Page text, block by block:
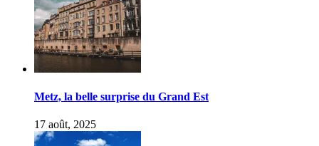
Metz, la belle surprise du Grand Est
17 août, 2025